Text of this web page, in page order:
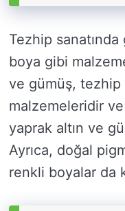
Tezhip
boya gibi
ve gümüş, tezhip
malzemeleridir
yaprak altın ve
Ayrıca, doğal
renkli boyalar da